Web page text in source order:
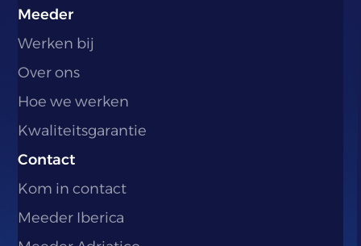
Meeder
Werken bij
Over ons
Hoe we werken
Kwaliteitsgarantie
Contact
Kom in contact
Meeder Iberica